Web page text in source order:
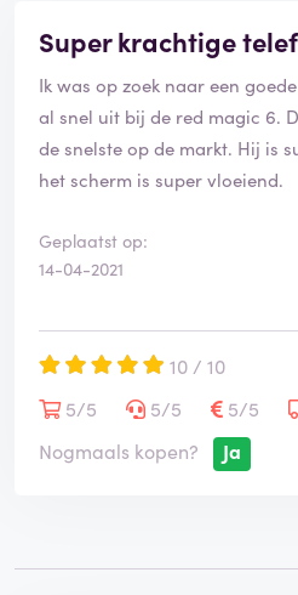
Super krachtige
Ik was op zoek naar een
al snel uit bij de red magic 6.
de snelste op de markt. Hij is
het scherm is super vloeiend.
Geplaatst op:
14-04-2021
10 / 10
5/5
5/5 5/5
Nogmaals kopen?
Ja